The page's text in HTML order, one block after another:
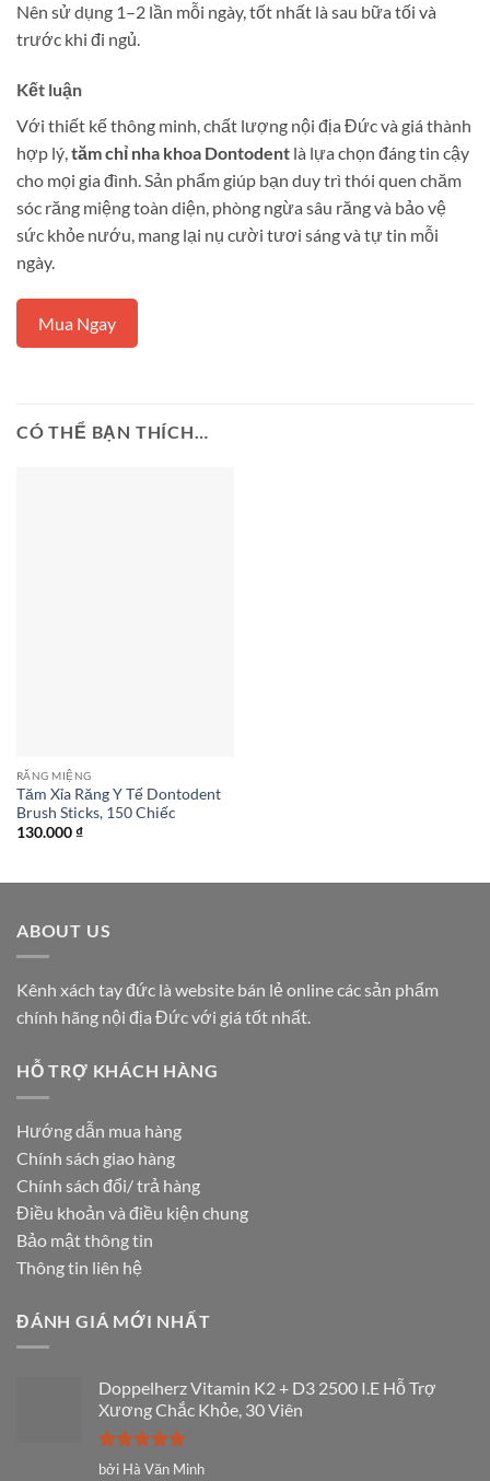
Nên sử dụng 1–2 lần mỗi ngày, tốt nhất là sau bữa tối và
trước khi đi ngủ.
Kết luận
Với thiết kế thông minh, chất lượng nội địa Đức và giá thành
hợp lý,tăm chỉ nha khoa Dontodent là lựa chọn đáng tin cậy
cho mọi gia đình. Sản phẩm giúp bạn duy trì thói quen chăm
sóc răng miệng toàn diện, phòng ngừa sâu răng và bảo vệ
sức khỏe nướu, mang lại nụ cười tươi sáng và tự tin mỗi
ngày.
Mua Ngay
CÓ THỂ BẠN THÍCH…
RĂNG MIỆNG
Tăm Xỉa Răng Y Tế Dontodent
Brush Sticks, 150 Chiếc
130.000₫
ABOUT US
Kênh xách tay đức là website bán lẻ online các sản phẩm
chính hãng nội địa Đức với giá tốt nhất.
HỖ TRỢ KHÁCH HÀNG
Hướng dẫn mua hàng
Chính sách giao hàng
Chính sách đổi/ trả hàng
Điều khoản và điều kiện chung
Bảo mật thông tin
Thông tin liên hệ
ĐÁNH GIÁ MỚI NHẤT
Doppelherz Vitamin K2 + D3 2500 I.E Hỗ Trợ
Xương Chắc Khỏe, 30 Viên
Được xếp
bởi Hà Văn Minh